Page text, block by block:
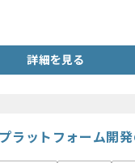
詳細を見る
ラットフォーム開